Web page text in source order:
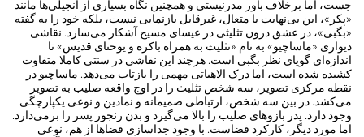
جست، اما برخلاف باور مدرنیستی و همچنین نگاه بسیاری از انجیلی‌ها مانند
«پکر»، این بی‌نهایت یا متعال، غیرقابل بازنمایی نیست، بلکه خود را به گفته
«بگبی»، در عشق درون ‌تثلیثی در عیسای مسیح آشکار می‌سازد. نقاشی
دیواری «ماساچیو» به نام «تثلیث به همراه باکره و یوحنای قدیس» تا
اندازه‌ای گویای نظر بگبی است. هرچند این نقاشی در سنتی کاملا متفاوت
کشیده شده است، اما درک الاهیاتی مهمی را بازتاب می‌دهد. ماساچیو در
نقطه مرکزی تصویر، سه شخص تثلیث را در اوج واقعه صلیب به تصویر
می‌کشد. در بین سه شخص، ارتباطی صمیمانه و نمادین و نوعی یکپارچگی
وجود دارد. پدر بازوهای صلیب را بالا می‌گیرد و بدن رنجور پسر را بر‌می‌دارد.
اما مورد دیگر، کارکرد فضاست. با وجود جداسازی فضاها از هم، نوعی